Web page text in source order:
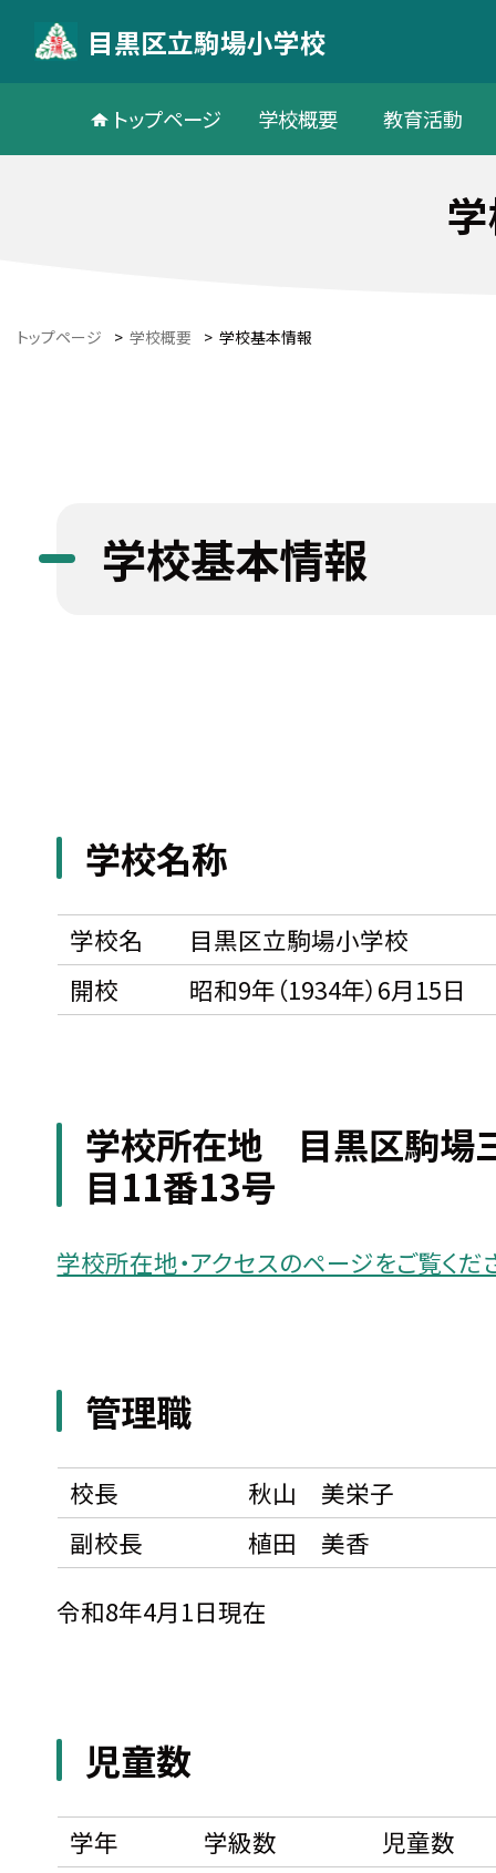
目黒区立駒場小学校
トップページ 学校概要 教育活動
トップページ > 学校概要 > 学校基本情報
学校基本情報
学校名称
学校名
目黒区立駒場小学校
開校
昭和9年（1934年）6月15日
学校所在地 目黒区駒場
目11番13号
学校所在地・アクセスのページをご覧くだ
管理職
校長
秋山 美栄子
副校長
植田 美香
令和8年4月1日現在
児童数
学年 学級数
児童数